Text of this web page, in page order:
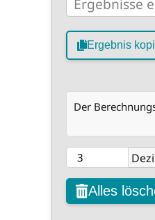
Ergebnis
Der
Alles